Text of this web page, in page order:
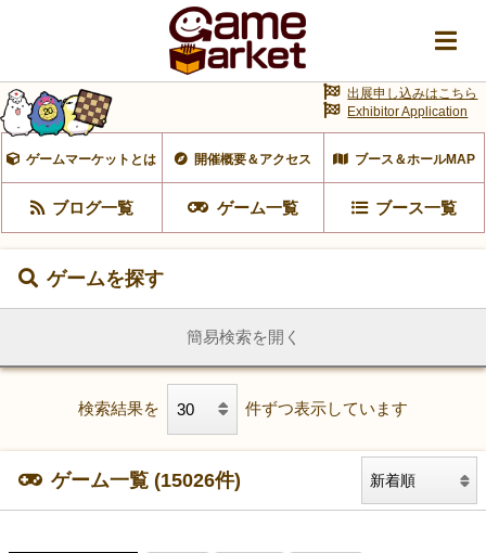
ゲームマーケットとは 開催概要＆アクセス ブース＆ホールMAP
ブログ一覧 ゲーム一覧 ブース一覧
出展申し込みはこちら
Exhibitor Application
ゲームを探す
簡易検索を開く
検索結果を 件ずつ表示しています
ゲーム一覧 (15026件)